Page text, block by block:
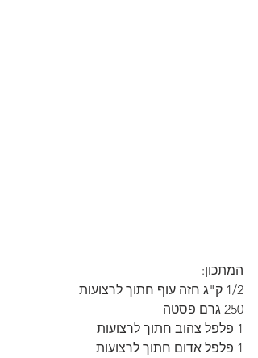
המתכון:
1/2 ק"ג חזה עוף חתוך לרצועות
250 גרם פסטה
1 פלפל צהוב חתוך לרצועות
1 פלפל אדום חתוך לרצועות